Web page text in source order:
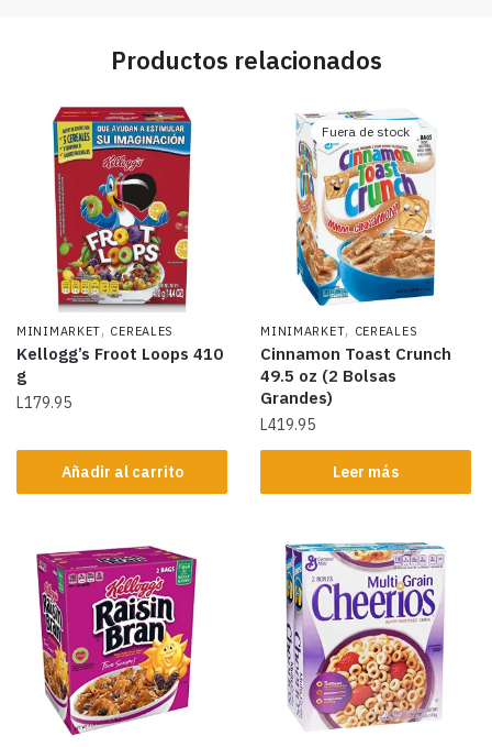
Productos relacionados
MINIMARKET, CEREALES
Kellogg’s Froot Loops 410
g
L179.95
Añadir al carrito
Fuera de stock
MINIMARKET, CEREALES
Cinnamon Toast Crunch
49.5 oz (2 Bolsas
Grandes)
L419.95
Leer más